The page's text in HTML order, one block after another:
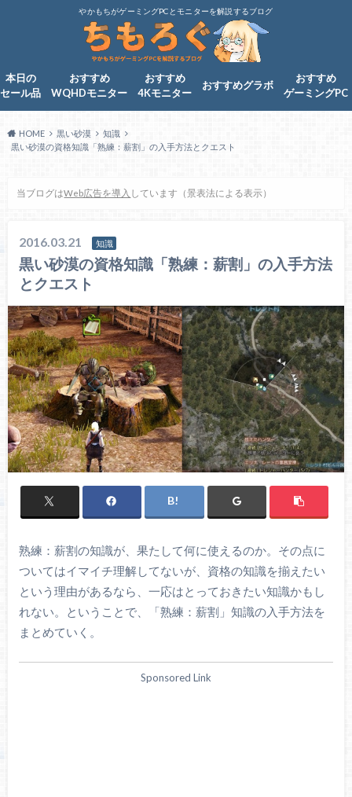
やかもちがゲーミングPCとモニターを解説するブログ
本日の
セール品
おすすめ
WQHDモニター
おすすめ
4Kモニター
おすすめグラボ
おすすめ
ゲーミングPC
HOME 黒い砂漠
知識
黒い砂漠の資格知識「熟練：薪割」の入手方法とクエスト
当ブログはWeb広告を導入 しています（景表法による表示）
2016.03.21 知識
黒い砂漠の資格知識「熟練：薪割」の入手方法
とクエスト
熟練：薪割の知識が、果たして何に使えるのか。その点に
ついてはイマイチ理解してないが、資格の知識を揃えたい
という理由があるなら、一応はとっておきたい知識かもし
れない。ということで、「熟練：薪割」知識の入手方法を
まとめていく。
Sponsored Link